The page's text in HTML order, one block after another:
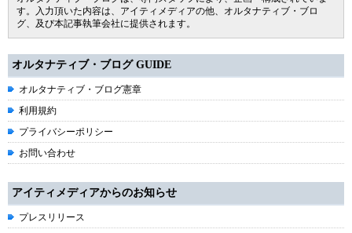
す。入力頂いた内容は、アイティメディアの他、オルタナティブ・ブロ
グ、及び本記事執筆会社に提供されます。
オルタナティブ・ブログ GUIDE
オルタナティブ・ブログ憲章
利用規約
プライバシーポリシー
お問い合わせ
アイティメディアからのお知らせ
プレスリリース